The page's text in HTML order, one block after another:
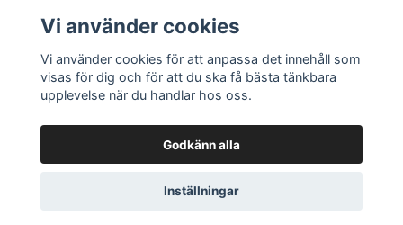
Sociala medier
© 2026 FmotoPowered by Quickbutik
Vi använder cookies
Vi använder cookies för att anpassa det innehåll som
visas för dig och för att du ska få bästa tänkbara
upplevelse när du handlar hos oss.
Godkänn alla
Inställningar